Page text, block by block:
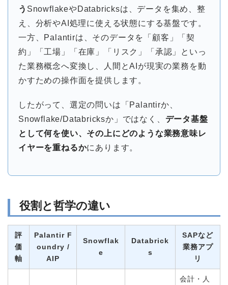
う SnowflakeやDatabricksは、データを集め、整
え、分析やAI処理に使える状態にする基盤です。
一方、Palantirは、そのデータを「顧客」「契
約」「工場」「在庫」「リスク」「承認」といっ
た業務概念へ変換し、人間とAIが現実の業務を動
かすための操作面を提供します。
したがって、選定の問いは「Palantirか、
Snowflake/Databricksか」ではなく、 データ基盤
として何を使い、その上にどのような業務意味レ
イヤーを重ねるかにあります。
役割と哲学の違い
評
価
軸
Palantir F
oundry /
AIP
Snowflak
e
Databrick
s
SAPなど
業務アプ
リ
会計・人